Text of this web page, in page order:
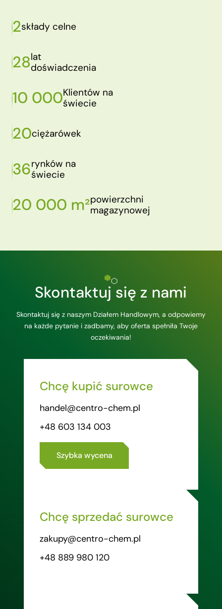
2składy celne
28lat
doświadczenia
10 000Klientów na
świecie
20ciężarówek
36rynków na
świecie
20 000 m²powierzchni
magazynowej
Skontaktuj się z nami
Skontaktuj się z naszym Działem Handlowym, a odpowiemy
na każde pytanie i zadbamy, aby oferta spełniła Twoje
oczekiwania!
Chcę kupić surowce
handel@centro-chem.pl
+48 603 134 003
Szybka wycena
Chcę sprzedać surowce
zakupy@centro-chem.pl
+48 889 980 120